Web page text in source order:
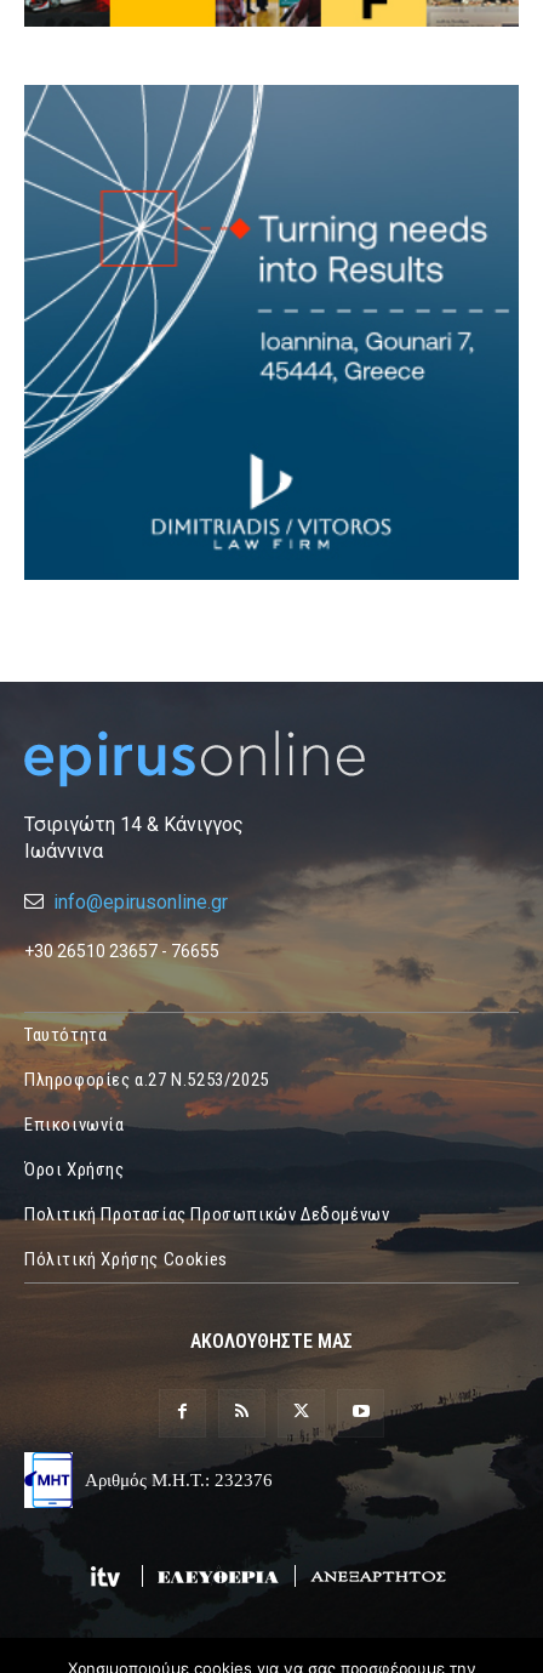
Τσιριγώτη 14 & Κάνιγγος
Ιωάννινα
info@epirusonline.gr
+30 26510 23657 - 76655
Ταυτότητα
Πληροφορίες α.27 Ν.5253/2025
Επικοινωνία
Όροι Χρήσης
Πολιτική Προτασίας Προσωπικών Δεδομένων
Πόλιτική Χρήσης Cookies
ΑΚΟΛΟΥΘΗΣΤΕ ΜΑΣ
Αριθμός Μ.Η.Τ.: 232376
Χρησιμοποιούμε cookies για να σας προσφέρουμε την